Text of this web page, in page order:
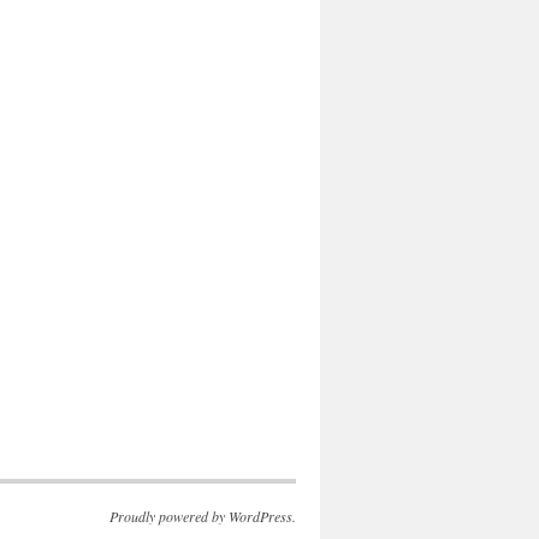
Proudly powered by WordPress.